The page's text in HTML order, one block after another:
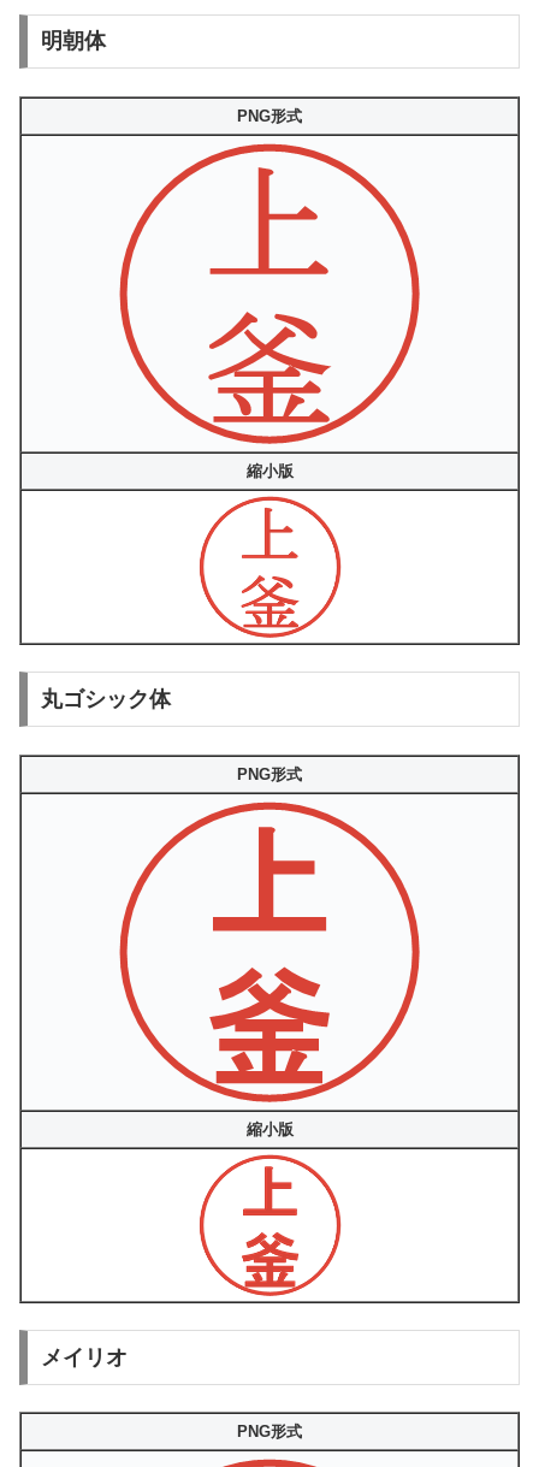
明朝体
PNG形式
縮小版
丸ゴシック体
PNG形式
縮小版
メイリオ
PNG形式